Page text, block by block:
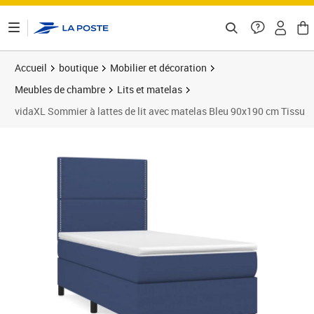
Accueil boutique
Mobilier et décoration
Meubles de chambre
Lits et matelas
vidaXL Sommier à lattes de lit avec matelas Bleu 90x190 cm Tissu